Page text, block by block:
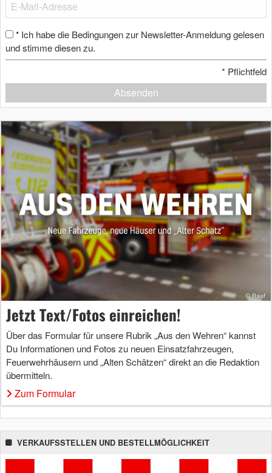
* Ich habe die Bedingungen zur Newsletter-Anmeldung gelesen
und stimme diesen zu.
* Pflichtfeld
Absenden
Jetzt Text/Fotos einreichen!
Über das Formular für unsere Rubrik „Aus den Wehren“ kannst
Du Informationen und Fotos zu neuen Einsatzfahrzeugen,
Feuerwehrhäusern und „Alten Schätzen“ direkt an die Redaktion
übermitteln.
Zum Formular
VERKAUFSSTELLEN UND BESTELLMÖGLICHKEIT